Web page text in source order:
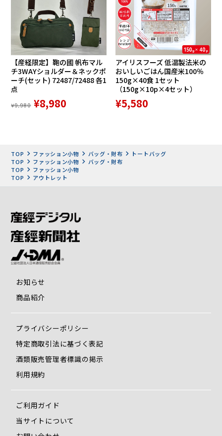
イタリアの熟練の職人が一つ一
つ手間暇をかけて作り上げていま
す
モッロヴァッレにて1975年創
業。革職人であった両親のもと、
幼い頃から革製品のスキルを習得
した二人のいとこ、マリオとアド
リアーノにより設立されました。
ミラノのデザイン学校でデザイン
を学んだ後、小さなファミリービ
ジネスとして創業。イタリアが誇
る伝統的な革と、現代的でスタイ
リッシュなデザインを融合させる
ことをモットーに、創業以来ファ
ンを増やし続けています。
【産経限定】鞄の國 帆布マル
チ3WAYショルダー＆ネックポ
ーチ(セット) 72487/72488 各1
点
¥9,980 ¥8,980
アイリスフーズ 低温製法米の
おいしいごはん国産米100％
150g×40食 1セット
（150g×10p×4セット）
¥5,580
TOP ファッション小物 バッグ・財布
トートバッグ
TOP
ファッション小物
バッグ・財布
TOP
ファッション小物
TOP
アウトレット
お知らせ
商品紹介
プライバシーポリシー
特定商取引法に基づく表記
酒類販売管理者標識の掲示
利用規約
ご利用ガイド
当サイトについて